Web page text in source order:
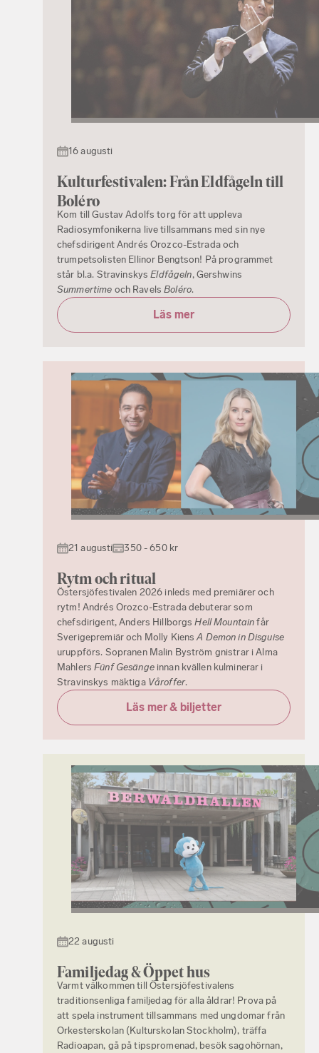
16 augusti
Kulturfestivalen: Från Eldfågeln till
Boléro
Kom till Gustav Adolfs torg för att uppleva
Radiosymfonikerna live tillsammans med sin nye
chefsdirigent Andrés Orozco-Estrada och
trumpetsolisten Ellinor Bengtson! På programmet
står bl.a. StravinskysEldfågeln, Gershwins
Summertime och RavelsBoléro.
Läs mer
21 augusti 350 - 650 kr
Rytm och ritual
Östersjöfestivalen 2026 inleds med premiärer och
rytm! Andrés Orozco-Estrada debuterar som
chefsdirigent, Anders HillborgsHell Mountainfår
Sverigepremiär och Molly KiensA Demon in Disguise
uruppförs. Sopranen Malin Byström gnistrar i Alma
MahlersFünf Gesänge innan kvällen kulminerar i
Stravinskys mäktiga Våroffer.
Läs mer & biljetter
22 augusti
Familjedag & Öppet hus
Varmt välkommen till Östersjöfestivalens
traditionsenliga familjedag för alla åldrar! Prova på
att spela instrument tillsammans med ungdomar från
Orkesterskolan (Kulturskolan Stockholm), träffa
Radioapan, gå på tipspromenad, besök sagohörnan,